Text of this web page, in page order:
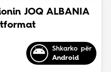
JOQ ALBANIA
Shkarko për
Android